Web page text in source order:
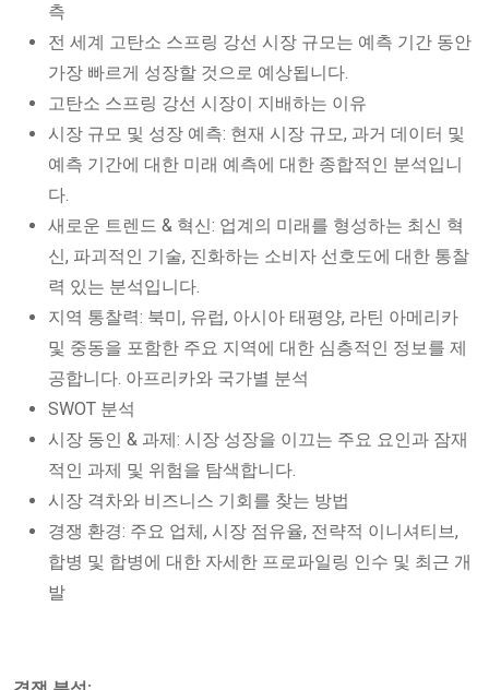
측
전 세계 고탄소 스프링 강선 시장 규모는 예측 기간 동안
가장 빠르게 성장할 것으로 예상됩니다.
고탄소 스프링 강선 시장이 지배하는 이유
시장 규모 및 성장 예측: 현재 시장 규모, 과거 데이터 및
예측 기간에 대한 미래 예측에 대한 종합적인 분석입니
다.
새로운 트렌드 & 혁신: 업계의 미래를 형성하는 최신 혁
신, 파괴적인 기술, 진화하는 소비자 선호도에 대한 통찰
력 있는 분석입니다.
지역 통찰력: 북미, 유럽, 아시아 태평양, 라틴 아메리카
및 중동을 포함한 주요 지역에 대한 심층적인 정보를 제
공합니다. 아프리카와 국가별 분석
SWOT 분석
시장 동인 & 과제: 시장 성장을 이끄는 주요 요인과 잠재
적인 과제 및 위험을 탐색합니다.
시장 격차와 비즈니스 기회를 찾는 방법
경쟁 환경: 주요 업체, 시장 점유율, 전략적 이니셔티브,
합병 및 합병에 대한 자세한 프로파일링 인수 및 최근 개
발